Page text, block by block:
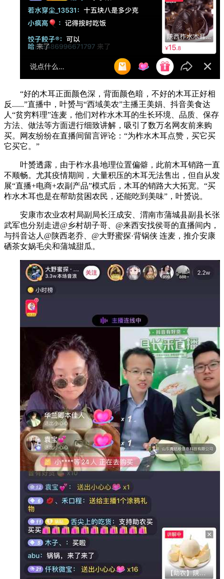
“好的木耳正面颜色深，背面颜色暗，不好的木耳正好相
反......”直播中，叶赟与“西域美农”主播王美娟、抖音美食达
人“贫穷料理”连麦，他们对柞水木耳的生长环境、品质、保存
方法、做法等方面进行细致讲解，吸引了数万名网友前来购
买。网友纷纷在直播间留言评论：“为柞水木耳点赞，买它买
它买它。”
叶赟透露，由于柞水县地理位置偏僻，此前木耳销路一直
不顺畅。尤其疫情期间，大量积压的木耳无法售出，但自从发
展“直播+电商+农副产品”模式后，木耳的销路大大拓宽。“买
柞水木耳也是在帮助贫困农民，还能吃到美味”，叶赟说。
安康市农业农村局副局长汪成安、渭南市蒲城县副县长张
武军也分别走进@乡村胡子哥、@来西安找侯哥的直播间内，
与抖音达人@陕西老乔、@大野蜜探·背锅侠 连麦，推介安康
硒茶女娲毛尖和蒲城甜瓜。